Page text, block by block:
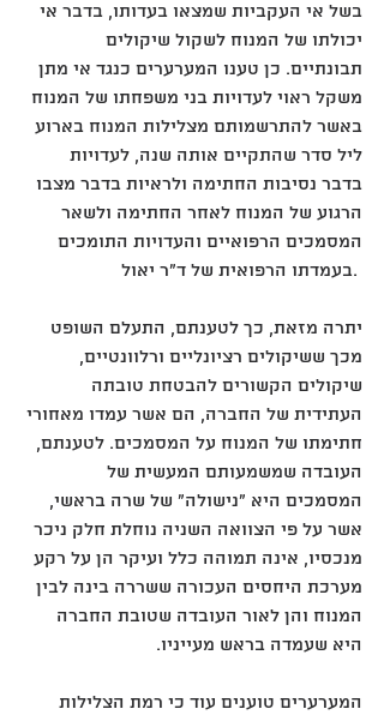
בשל אי העקביות שמצאו בעדותו, בדבר אי
יכולתו של המנוח לשקול שיקולים
תבונתיים. כן טענו המערערים כנגד אי מתן
משקל ראוי לעדויות בני משפחתו של המנוח
באשר להתרשמותם מצלילות המנוח בארוע
ליל סדר שהתקיים אותה שנה, לעדויות
בדבר נסיבות החתימה ולראיות בדבר מצבו
הרגוע של המנוח לאחר החתימה ולשאר
המסמכים הרפואיים והעדויות התומכים
בעמדתו הרפואית של ד"ר יאול.
יתרה מזאת, כך לטענתם, התעלם השופט
מכך ששיקולים רציונליים ורלוונטיים,
שיקולים הקשורים להבטחת טובתה
העתידית של החברה, הם אשר עמדו מאחורי
חתימתו של המנוח על המסמכים. לטענתם,
העובדה שמשמעותם המעשית של
המסמכים היא "נישולה" של שרה בראשי,
אשר על פי הצוואה השניה נוחלת חלק ניכר
מנכסיו, אינה תמוהה כלל ועיקר הן על רקע
מערכת היחסים העכורה ששררה בינה לבין
המנוח והן לאור העובדה שטובת החברה
היא שעמדה בראש מעייניו.
המערערים טוענים עוד כי רמת הצלילות